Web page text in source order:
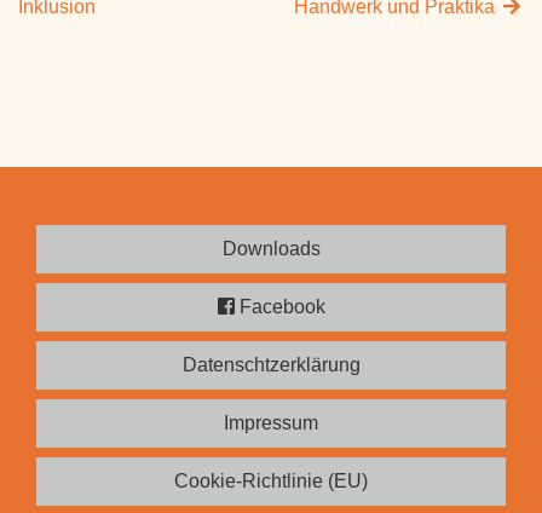
Inklusion
Handwerk und Praktika
Downloads
Facebook
Datenschtzerklärung
Impressum
Cookie-Richtlinie (EU)